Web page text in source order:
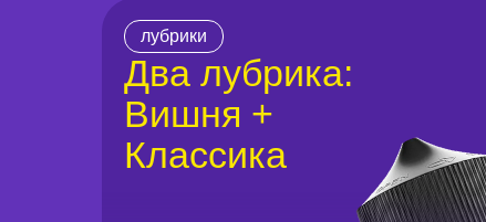
лубрики
Два лубрика:
Вишня +
Классика